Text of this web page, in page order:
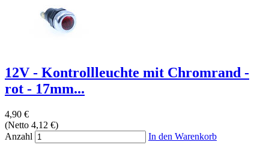
12V - Kontrollleuchte mit Chromrand -
rot - 17mm...
4,90 €
(Netto 4,12 €)
Anzahl
In den Warenkorb